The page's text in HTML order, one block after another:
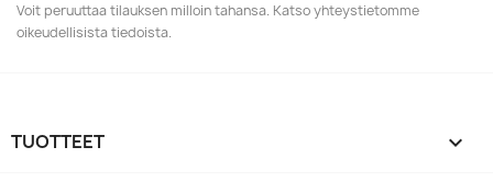
Voit peruuttaa tilauksen milloin tahansa. Katso yhteystietomme
oikeudellisista tiedoista.
TUOTTEET 